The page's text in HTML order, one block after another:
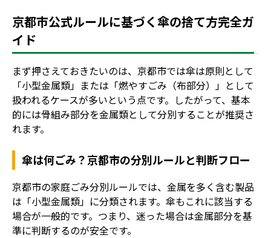
京都市公式ルールに基づく傘の捨て方完全ガ
イド
まず押さえておきたいのは、京都市では傘は原則として
「小型金属類」または「燃やすごみ（布部分）」として
扱われるケースが多いという点です。したがって、基本
的には骨組み部分を金属類として分別することが推奨さ
れます。
傘は何ごみ？京都市の分別ルールと判断フロー
京都市の家庭ごみ分別ルールでは、金属を多く含む製品
は「小型金属類」に分類されます。傘もこれに該当する
場合が一般的です。つまり、迷った場合は金属部分を基
準に判断するのが安全です。